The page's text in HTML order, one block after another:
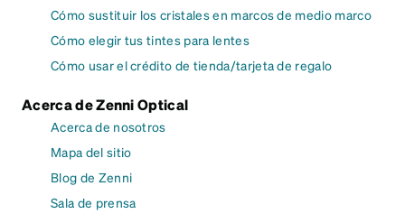
Cómo sustituir los cristales en marcos de medio marco
Cómo elegir tus tintes para lentes
Cómo usar el crédito de tienda/tarjeta de regalo
Acerca de Zenni Optical
Acerca de nosotros
Mapa del sitio
Blog de Zenni
Sala de prensa